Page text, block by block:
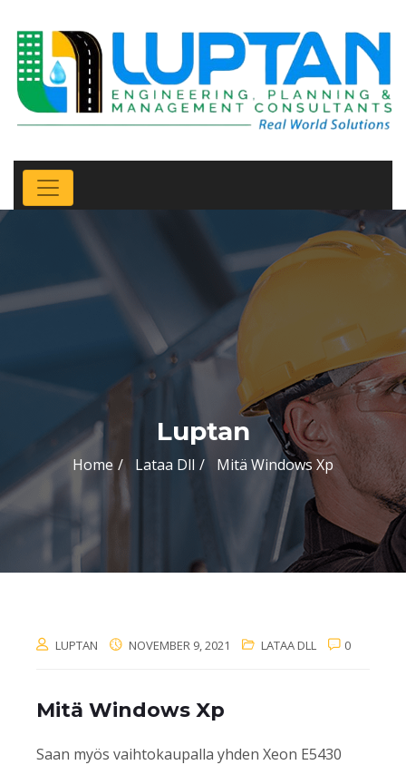
Luptan
Home Lataa Dll Mitä Windows Xp
LUPTAN NOVEMBER 9, 2021 LATAA DLL 0
Mitä Windows Xp
Saan myös vaihtokaupalla yhden Xeon E5430